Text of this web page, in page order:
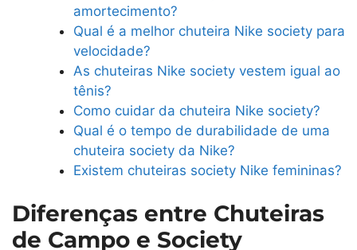
amortecimento?
Qual é a melhor chuteira Nike society para
velocidade?
As chuteiras Nike society vestem igual ao
tênis?
Como cuidar da chuteira Nike society?
Qual é o tempo de durabilidade de uma
chuteira society da Nike?
Existem chuteiras society Nike femininas?
Diferenças entre Chuteiras
de Campo e Society